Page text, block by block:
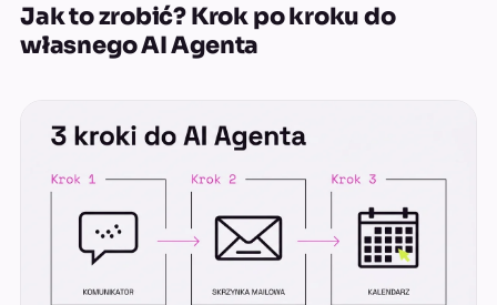
Jak to zrobić? Krok po kroku do
własnego AI Agenta